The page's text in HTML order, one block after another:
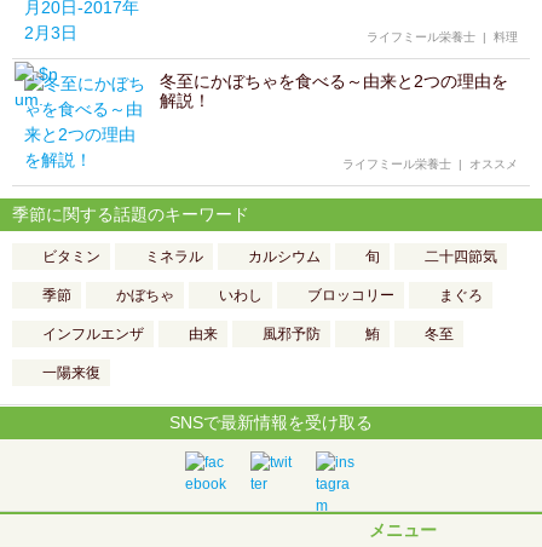
ライフミール栄養士 | 料理
冬至にかぼちゃを食べる～由来と2つの理由を
解説！
ライフミール栄養士 | オススメ
季節に関する話題のキーワード
ビタミン ミネラル カルシウム 旬 二十四節気
季節 かぼちゃ いわし ブロッコリー まぐろ
インフルエンザ 由来 風邪予防 鮪 冬至
一陽来復
SNSで最新情報を受け取る
メニュー